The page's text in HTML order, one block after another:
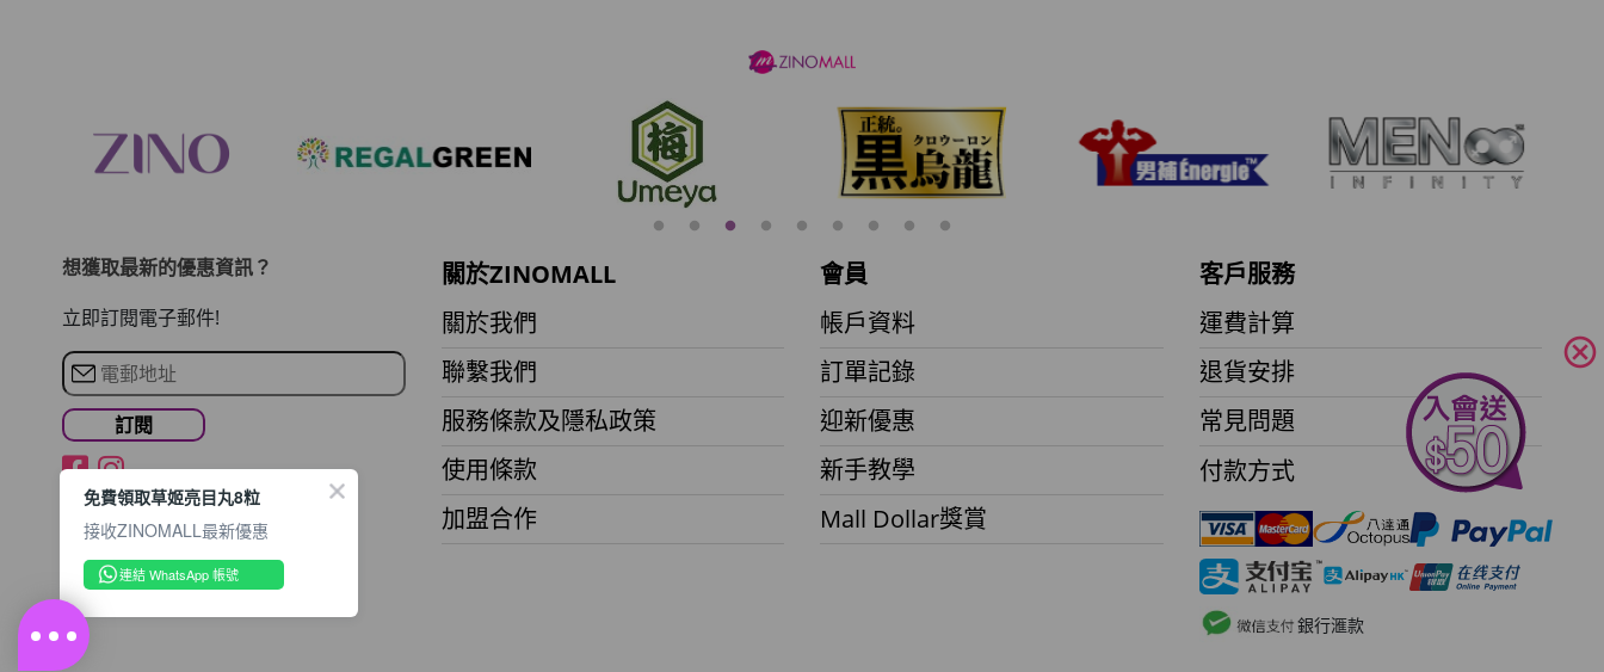
想獲取最新的優惠資訊？
立即訂閱電子郵件!
關於ZINOMALL
關於我們
聯繫我們
服務條款及隱私政策
使用條款
加盟合作
會員
帳戶資料
訂單記錄
迎新優惠
新手教學
Mall Dollar獎賞
客戶服務
運費計算
退貨安排
常見問題
付款方式
銀行滙款
cancel
免費領取草姬亮目丸8粒
接收ZINOMALL最新優惠
連結 WhatsApp 帳號